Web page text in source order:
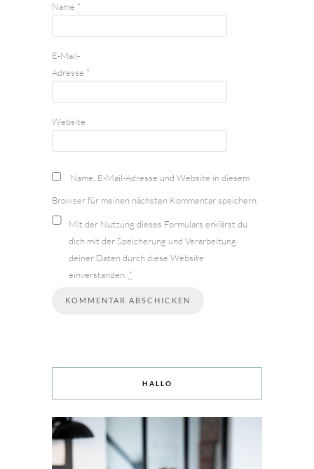
Name *
E-Mail-
Adresse *
Website
Name, E-Mail-Adresse und Website in diesem
Browser für meinen nächsten Kommentar speichern.
Mit der Nutzung dieses Formulars erklärst du
dich mit der Speicherung und Verarbeitung
deiner Daten durch diese Website
einverstanden. *
HALLO